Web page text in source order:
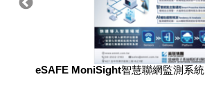
eSAFE MoniSight智慧聯網監測系統